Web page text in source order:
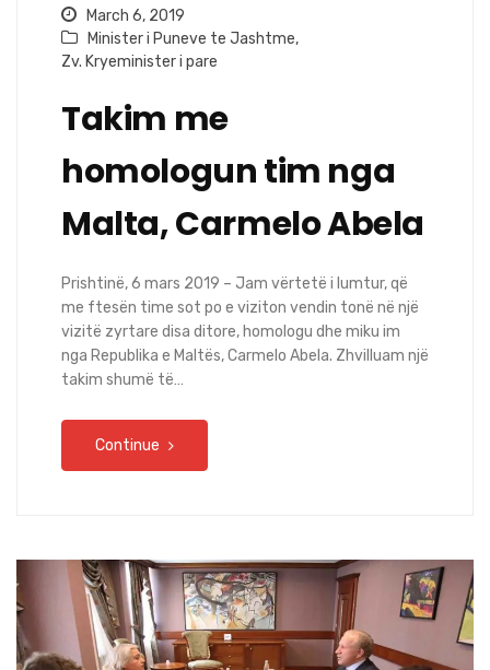
March 6, 2019
Minister i Puneve te Jashtme,
Zv. Kryeminister i pare
Takim me
homologun tim nga
Malta, Carmelo Abela
Prishtinë, 6 mars 2019 – Jam vërtetë i lumtur, që
me ftesën time sot po e viziton vendin tonë në një
vizitë zyrtare disa ditore, homologu dhe miku im
nga Republika e Maltës, Carmelo Abela. Zhvilluam një
takim shumë të…
Continue